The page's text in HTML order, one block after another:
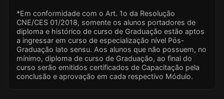
*Em conformidade com o Art. 1o da Resolução
CNE/CES 01/2018, somente os alunos portadores de
diploma e histórico de curso de Graduação estão aptos
a ingressar em curso de especialização nível Pós-
Graduação lato sensu. Aos alunos que não possuem, no
mínimo, diploma de curso de Graduação, ao final do
curso serão emitidos certificados de Capacitação pela
conclusão e aprovação em cada respectivo Módulo.